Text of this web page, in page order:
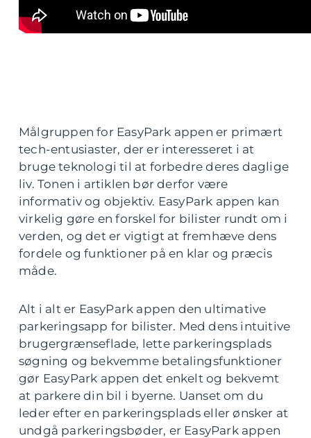
Målgruppen for EasyPark appen er primært
tech-entusiaster, der er interesseret i at
bruge teknologi til at forbedre deres daglige
liv. Tonen i artiklen bør derfor være
informativ og objektiv. EasyPark appen kan
virkelig gøre en forskel for bilister rundt om i
verden, og det er vigtigt at fremhæve dens
fordele og funktioner på en klar og præcis
måde.
Alt i alt er EasyPark appen den ultimative
parkeringsapp for bilister. Med dens intuitive
brugergrænseflade, lette parkeringsplads
søgning og bekvemme betalingsfunktioner
gør EasyPark appen det enkelt og bekvemt
at parkere din bil i byerne. Uanset om du
leder efter en parkeringsplads eller ønsker at
undgå parkeringsbøder, er EasyPark appen